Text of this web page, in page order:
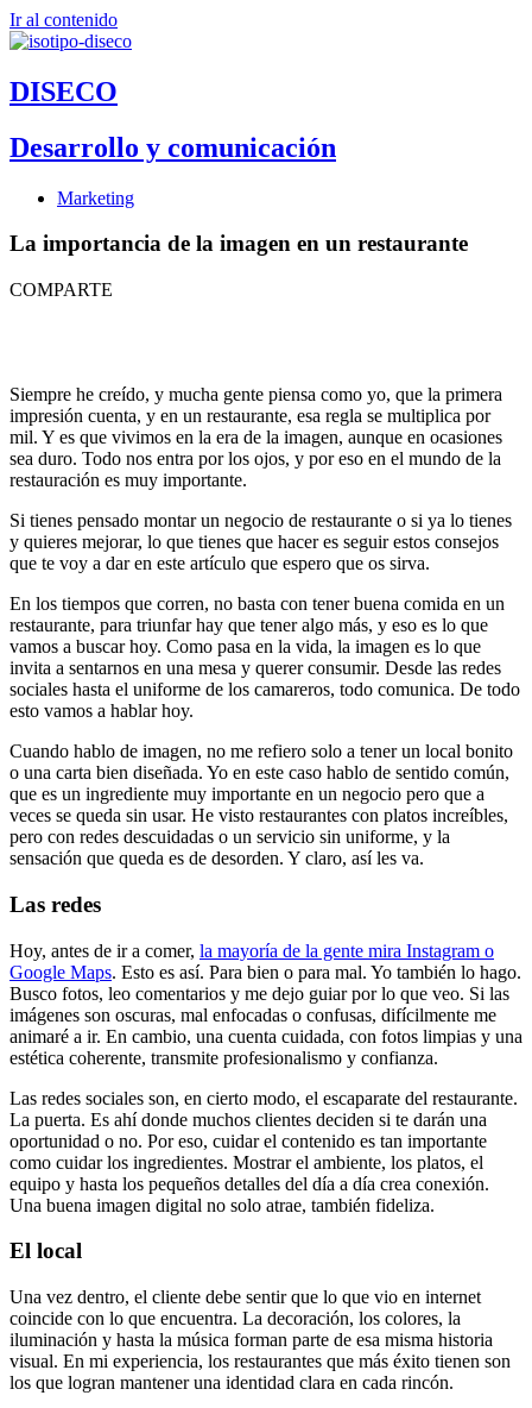
Ir al contenido
DISECO
Desarrollo y comunicación
Marketing
La importancia de la imagen en un restaurante
COMPARTE
Siempre he creído, y mucha gente piensa como yo, que la primera
impresión cuenta, y en un restaurante, esa regla se multiplica por
mil. Y es que vivimos en la era de la imagen, aunque en ocasiones
sea duro. Todo nos entra por los ojos, y por eso en el mundo de la
restauración es muy importante.
Si tienes pensado montar un negocio de restaurante o si ya lo tienes
y quieres mejorar, lo que tienes que hacer es seguir estos consejos
que te voy a dar en este artículo que espero que os sirva.
En los tiempos que corren, no basta con tener buena comida en un
restaurante, para triunfar hay que tener algo más, y eso es lo que
vamos a buscar hoy. Como pasa en la vida, la imagen es lo que
invita a sentarnos en una mesa y querer consumir. Desde las redes
sociales hasta el uniforme de los camareros, todo comunica. De todo
esto vamos a hablar hoy.
Cuando hablo de imagen, no me refiero solo a tener un local bonito
o una carta bien diseñada. Yo en este caso hablo de sentido común,
que es un ingrediente muy importante en un negocio pero que a
veces se queda sin usar. He visto restaurantes con platos increíbles,
pero con redes descuidadas o un servicio sin uniforme, y la
sensación que queda es de desorden. Y claro, así les va.
Las redes
Hoy, antes de ir a comer, la mayoría de la gente mira Instagram o
Google Maps. Esto es así. Para bien o para mal. Yo también lo hago.
Busco fotos, leo comentarios y me dejo guiar por lo que veo. Si las
imágenes son oscuras, mal enfocadas o confusas, difícilmente me
animaré a ir. En cambio, una cuenta cuidada, con fotos limpias y una
estética coherente, transmite profesionalismo y confianza.
Las redes sociales son, en cierto modo, el escaparate del restaurante.
La puerta. Es ahí donde muchos clientes deciden si te darán una
oportunidad o no. Por eso, cuidar el contenido es tan importante
como cuidar los ingredientes. Mostrar el ambiente, los platos, el
equipo y hasta los pequeños detalles del día a día crea conexión.
Una buena imagen digital no solo atrae, también fideliza.
El local
Una vez dentro, el cliente debe sentir que lo que vio en internet
coincide con lo que encuentra. La decoración, los colores, la
iluminación y hasta la música forman parte de esa misma historia
visual. En mi experiencia, los restaurantes que más éxito tienen son
los que logran mantener una identidad clara en cada rincón.